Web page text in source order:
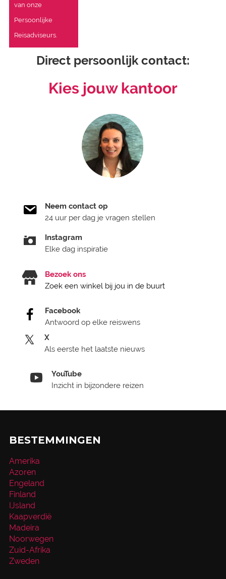
van onze
Persoonlijke
Reisadviseurs.
Direct persoonlijk contact:
Kies jouw kantoor
Neem contact op
24 uur per dag je vragen stellen
Instagram
Elke dag inspiratie
Bezoek ons
Zoek een winkel bij jou in de buurt
Facebook
Antwoord op elke reiswens
X
Als eerste het laatste nieuws
YouTube
Inzicht in bijzondere reizen
BESTEMMINGEN
Amerika
Azoren
Engeland
Finland
IJsland
Kaapverdië
Madeira
Noorwegen
Zuid-Afrika
Zweden